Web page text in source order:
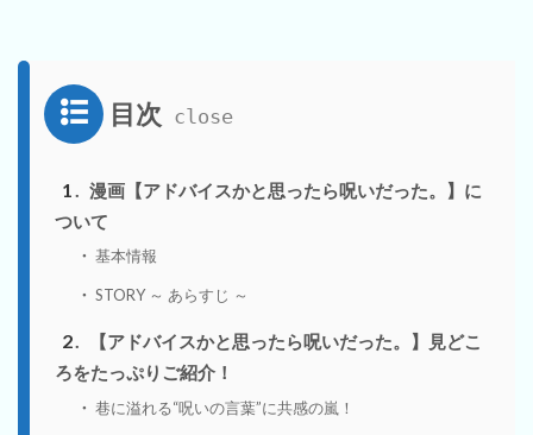
目次
1
漫画【アドバイスかと思ったら呪いだった。】に
ついて
基本情報
STORY ～ あらすじ ～
2
【アドバイスかと思ったら呪いだった。】見どこ
ろをたっぷりご紹介！
巷に溢れる“呪いの言葉”に共感の嵐！